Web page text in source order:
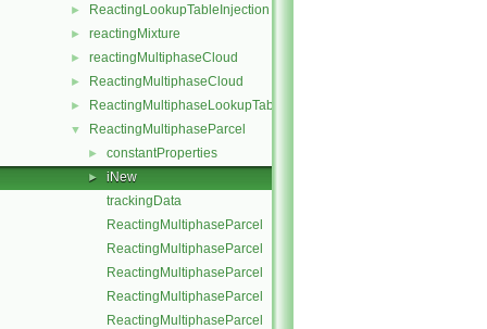
► ReactingLookupTableInjection
► reactingMixture
► reactingMultiphaseCloud
► ReactingMultiphaseCloud
► ReactingMultiphaseLookupTableInjection
▼ ReactingMultiphaseParcel
► constantProperties
►
iNew
trackingData
ReactingMultiphaseParcel
ReactingMultiphaseParcel
ReactingMultiphaseParcel
ReactingMultiphaseParcel
ReactingMultiphaseParcel